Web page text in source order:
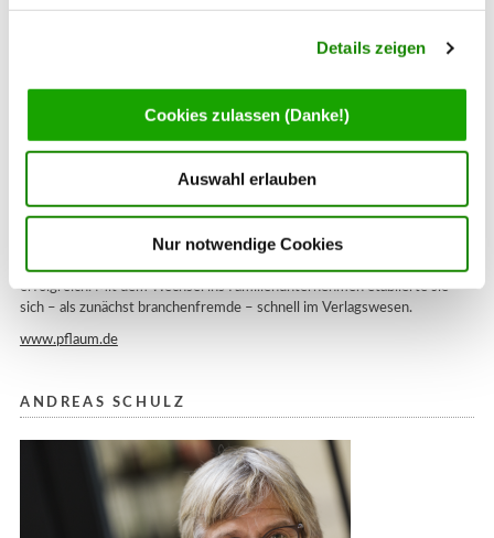
Details zeigen
Cookies zulassen (Danke!)
Auswahl erlauben
Nur notwendige Cookies
Agnes Hey ist seit 2013 Geschäftsführerin des 1919 gegründeten
Pflaum Verlag. In fünfter Generation ist sie Herausgeberin der
Fachzeitschrift LICHT, diverser weiterer Fachzeitschriften und einem
umfangreichen Verlags- und Buchprogramm. Die studierte
Maschinenbauerin war zunächst im Bereich Verpackungsmaschinen
erfolgreich. Mit dem Wechsel ins Familienunternehmen etablierte sie
sich – als zunächst branchenfremde – schnell im Verlagswesen.
www.pflaum.de
ANDREAS SCHULZ